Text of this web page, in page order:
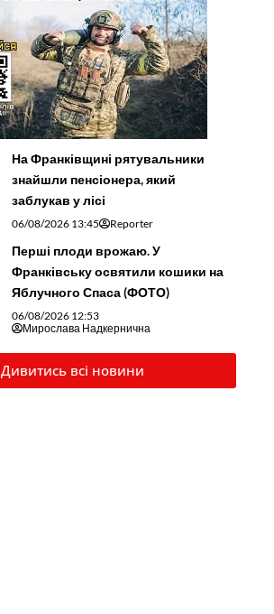
На Франківщині рятувальники
знайшли пенсіонера, який
заблукав у лісі
06/08/2026 13:45 Reporter
Перші плоди врожаю. У
Франківську освятили кошики на
Яблучного Спаса (ФОТО)
06/08/2026 12:53
Мирослава Надкернична
Дивитись всі новини